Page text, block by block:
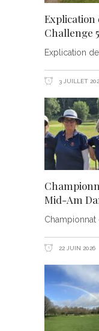
Explication
Challenge
Explication
3 JUILLET
Mid-Am
Championnat
22 JUIN 2026